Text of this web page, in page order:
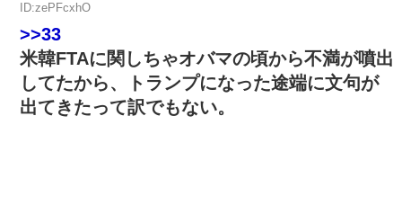
ID:zePFcxhO
>>33
米韓FTAに関しちゃオバマの頃から不満が噴出
してたから、トランプになった途端に文句が
出てきたって訳でもない。